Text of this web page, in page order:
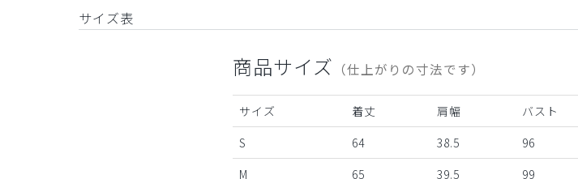
サイズ表
商品サイズ （仕上がりの寸法です）
サイズ 着丈 肩幅 バスト
S
64 38.5 96
M
65 39.5 99